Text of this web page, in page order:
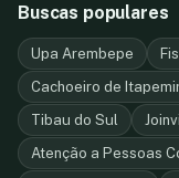
Buscas populares
Upa Arembepe
Cachoeiro de
Tibau do Sul
Atenção a Pessoas